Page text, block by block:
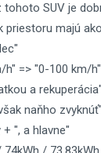
tohoto SUV je
priestoru majú
h" => "0-100 km/h"
a
naňho
", a hlavne"